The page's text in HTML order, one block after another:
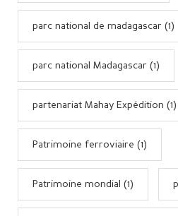
parc national de madagascar (1)
parc national Madagascar (1)
partenariat Mahay Expédition (1)
Patrimoine ferroviaire (1)
Patrimoine mondial (1)